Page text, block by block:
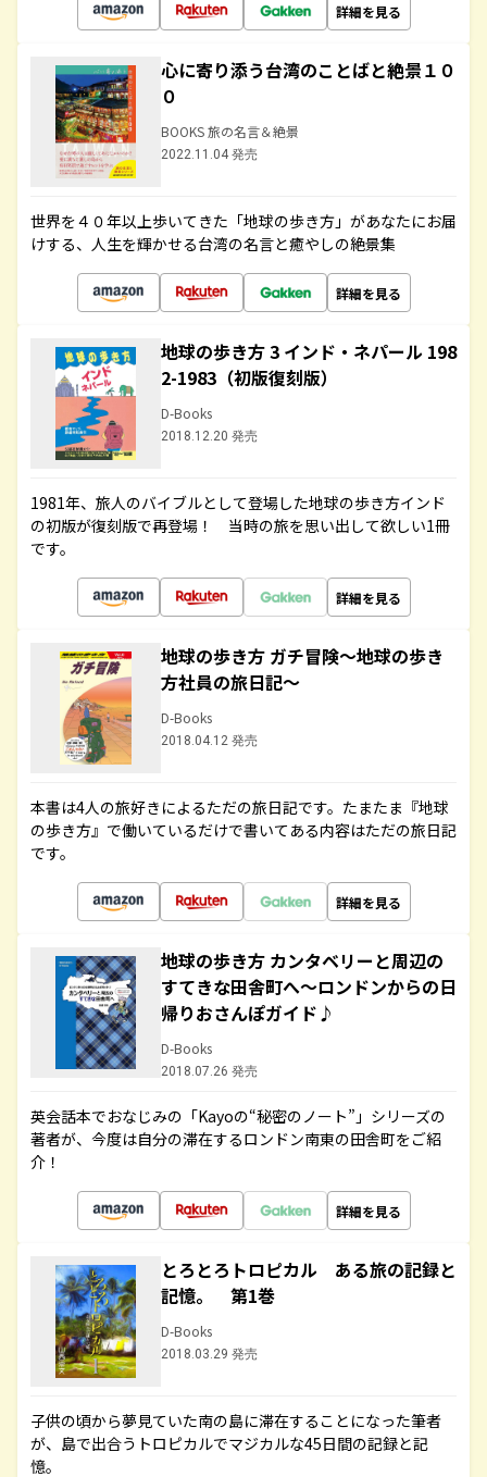
詳細を見る
心に寄り添う台湾のことばと絶景１０
０
BOOKS 旅の名言＆絶景
2022.11.04 発売
世界を４０年以上歩いてきた「地球の歩き方」があなたにお届
けする、人生を輝かせる台湾の名言と癒やしの絶景集
詳細を見る
地球の歩き方 3 インド・ネパール 198
2-1983（初版復刻版）
D-Books
2018.12.20 発売
1981年、旅人のバイブルとして登場した地球の歩き方インド
の初版が復刻版で再登場！ 当時の旅を思い出して欲しい1冊
です。
詳細を見る
地球の歩き方 ガチ冒険～地球の歩き
方社員の旅日記～
D-Books
2018.04.12 発売
本書は4人の旅好きによるただの旅日記です。たまたま『地球
の歩き方』で働いているだけで書いてある内容はただの旅日記
です。
詳細を見る
地球の歩き方 カンタベリーと周辺の
すてきな田舎町へ～ロンドンからの日
帰りおさんぽガイド♪
D-Books
2018.07.26 発売
英会話本でおなじみの「Kayoの“秘密のノート”」シリーズの
著者が、今度は自分の滞在するロンドン南東の田舎町をご紹
介！
詳細を見る
とろとろトロピカル ある旅の記録と
記憶。 第1巻
D-Books
2018.03.29 発売
子供の頃から夢見ていた南の島に滞在することになった筆者
が、島で出合うトロピカルでマジカルな45日間の記録と記
憶。